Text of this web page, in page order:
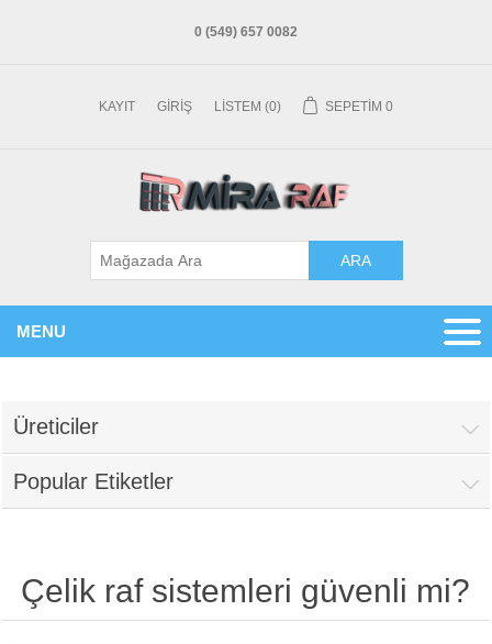
0 (549) 657 0082
KAYIT GIRIŞ LISTEM (0) SEPETIM 0
MENU
Üreticiler
Popular Etiketler
Çelik raf sistemleri güvenli mi?